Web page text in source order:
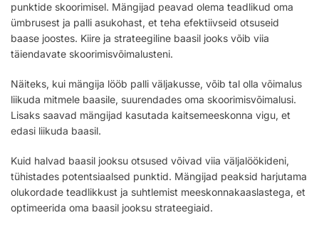
punktide skoorimisel. Mängijad peavad olema teadlikud oma
ümbrusest ja palli asukohast, et teha efektiivseid otsuseid
baase joostes. Kiire ja strateegiline baasil jooks võib viia
täiendavate skoorimisvõimalusteni.
Näiteks, kui mängija lööb palli väljakusse, võib tal olla võimalus
liikuda mitmele baasile, suurendades oma skoorimisvõimalusi.
Lisaks saavad mängijad kasutada kaitsemeeskonna vigu, et
edasi liikuda baasil.
Kuid halvad baasil jooksu otsused võivad viia väljalöökideni,
tühistades potentsiaalsed punktid. Mängijad peaksid harjutama
olukordade teadlikkust ja suhtlemist meeskonnakaaslastega, et
optimeerida oma baasil jooksu strateegiaid.